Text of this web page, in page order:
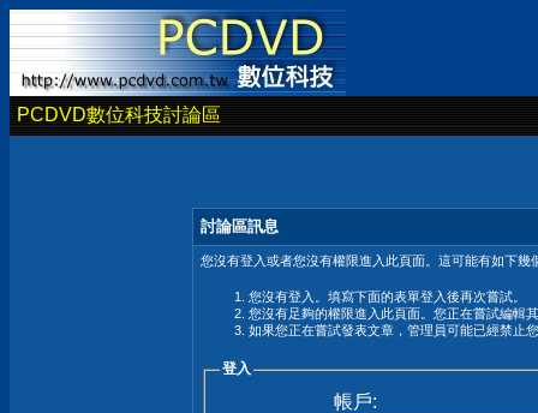
PCDVD數位科技討論區
討論區訊息
您沒有登入或者您沒有權限進入此頁面。這可能有如下幾
您沒有登入。填寫下面的表單登入後再次嘗試。
您沒有足夠的權限進入此頁面。您正在嘗試編輯
如果您正在嘗試發表文章，管理員可能已經禁止
登入
帳戶: